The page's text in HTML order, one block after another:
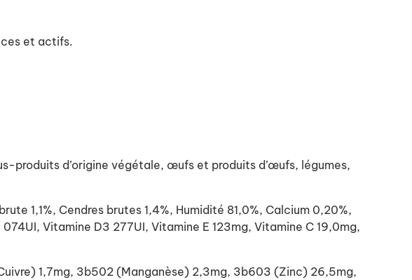
et actifs.
produits d’origine végétale, œufs et produits d’œufs, légumes,
1,1%, Cendres brutes 1,4%, Humidité 81,0%, Calcium 0,20%,
Vitamine D3 277UI, Vitamine E 123mg, Vitamine C 19,0mg,
1,7mg, 3b502 (Manganèse) 2,3mg, 3b603 (Zinc) 26,5mg,